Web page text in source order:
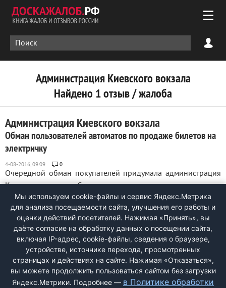
Администрация Киевского вокзала
Найдено 1 отзыв / жалоба
Администрация Киевского вокзала
Обман пользователей автоматов по продаже билетов на
электричку
0
Очередной обман покупателей придумала администрация
Киевского вокзала. С некоторых пор автоматы по продаже
билетов на пригородные электрички перестали выдавать
сдачу. Вместо сдачи выдают чек на получение сдачи в кассе
в здании вокзала. Но для того, чтобы ее получить надо
обойти все здание вокзала ...
ДОБАВИТЬ ЖАЛОБУ
Мы используем cookie-файлы и сервис Яндекс.Метрика
для анализа посещаемости сайта, улучшения его работы и
оценки действий посетителей. Нажимая «Принять», вы
даёте согласие на обработку данных о посещении сайта,
включая IP-адрес, cookie-файлы, сведения о браузере,
устройстве, источнике перехода, просмотренных
страницах и действиях на сайте. Нажимая «Отказаться»,
вы можете продолжить пользоваться сайтом без загрузки
Яндекс.Метрики. Подробнее — в Политике обработки